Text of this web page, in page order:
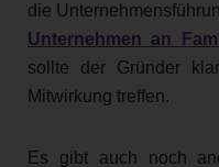
die
Unternehmen an
sollte der Gründer
Mitwirkung treffen.
Es gibt auch noch